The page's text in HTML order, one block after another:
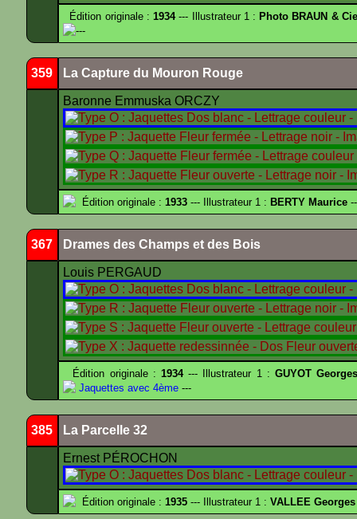
Édition originale :1934--- Illustrateur 1 : Photo BRAUN &
---
359 La Capture du Mouron Rouge
Baronne Emmuska ORCZY
Édition originale : 1933 --- Illustrateur 1 : BERTY Maurice
367 Drames des Champs et des Bois
Louis PERGAUD
Édition originale : 1934--- Illustrateur 1 : GUYOT
Jaquettes avec 4ème ---
385 La Parcelle 32
Ernest PÉROCHON
Édition originale : 1935 --- Illustrateur 1 : VALLEE Georges